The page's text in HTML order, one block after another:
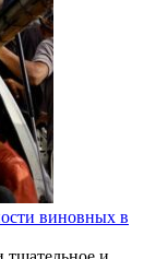
виновных в